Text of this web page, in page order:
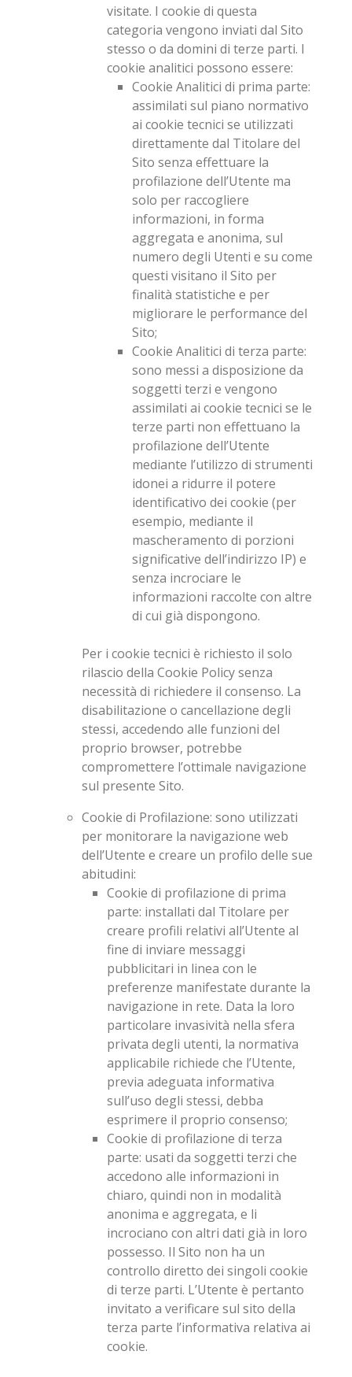
visitate. I cookie di questa
categoria vengono inviati dal Sito
stesso o da domini di terze parti. I
cookie analitici possono essere:
Cookie Analitici di prima parte:
assimilati sul piano normativo
ai cookie tecnici se utilizzati
direttamente dal Titolare del
Sito senza effettuare la
profilazione dell’Utente ma
solo per raccogliere
informazioni, in forma
aggregata e anonima, sul
numero degli Utenti e su come
questi visitano il Sito per
finalità statistiche e per
migliorare le performance del
Sito;
Cookie Analitici di terza parte:
sono messi a disposizione da
soggetti terzi e vengono
assimilati ai cookie tecnici se le
terze parti non effettuano la
profilazione dell’Utente
mediante l’utilizzo di strumenti
idonei a ridurre il potere
identificativo dei cookie (per
esempio, mediante il
mascheramento di porzioni
significative dell’indirizzo IP) e
senza incrociare le
informazioni raccolte con altre
di cui già dispongono.
Per i cookie tecnici è richiesto il solo
rilascio della Cookie Policy senza
necessità di richiedere il consenso. La
disabilitazione o cancellazione degli
stessi, accedendo alle funzioni del
proprio browser, potrebbe
compromettere l’ottimale navigazione
sul presente Sito.
Cookie di Profilazione: sono utilizzati
per monitorare la navigazione web
dell’Utente e creare un profilo delle sue
abitudini:
Cookie di profilazione di prima
parte: installati dal Titolare per
creare profili relativi all’Utente al
fine di inviare messaggi
pubblicitari in linea con le
preferenze manifestate durante la
navigazione in rete. Data la loro
particolare invasività nella sfera
privata degli utenti, la normativa
applicabile richiede che l’Utente,
previa adeguata informativa
sull’uso degli stessi, debba
esprimere il proprio consenso;
Cookie di profilazione di terza
parte: usati da soggetti terzi che
accedono alle informazioni in
chiaro, quindi non in modalità
anonima e aggregata, e li
incrociano con altri dati già in loro
possesso. Il Sito non ha un
controllo diretto dei singoli cookie
di terze parti. L’Utente è pertanto
invitato a verificare sul sito della
terza parte l’informativa relativa ai
cookie.